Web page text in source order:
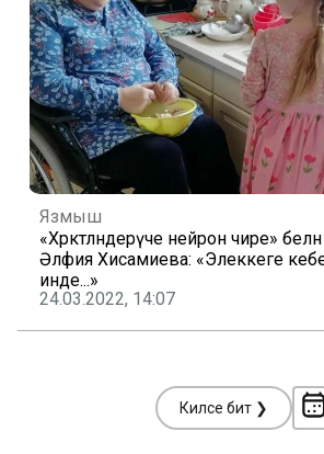
Язмыш
«Хәрәкәтләндерүче нейрон чире»
Әлфия Хисамиева: «Элеккеге
инде...»
24.03.2022, 14:07
Киләсе бит ❯